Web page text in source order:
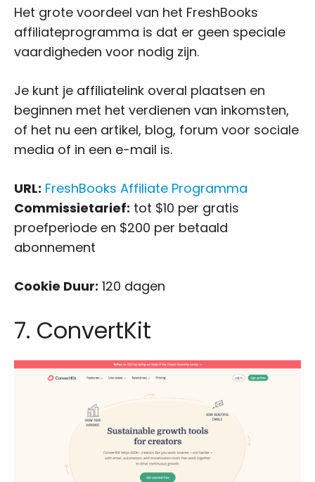
Het grote voordeel van het FreshBooks
affiliateprogramma is dat er geen speciale
vaardigheden voor nodig zijn.
Je kunt je affiliatelink overal plaatsen en
beginnen met het verdienen van inkomsten,
of het nu een artikel, blog, forum voor sociale
media of in een e-mail is.
URL: FreshBooks Affiliate Programma
Commissietarief: tot $10 per gratis
proefperiode en $200 per betaald
abonnement
Cookie Duur: 120 dagen
7. ConvertKit